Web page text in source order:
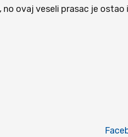
ovaj veseli prasac je ostao